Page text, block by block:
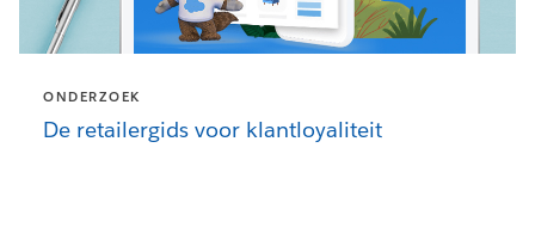
ONDERZOEK
De retailergids voor klantloyaliteit